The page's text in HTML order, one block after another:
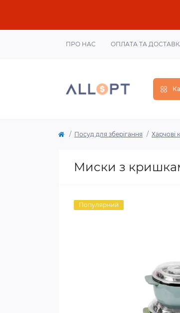
ПРО НАС ОПЛАТА ТА
Посуд для зберігання Харчові
Миски з
Популярний